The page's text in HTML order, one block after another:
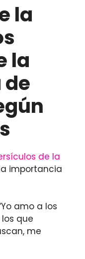
la
la
de la
importancia
amo a los
que
me